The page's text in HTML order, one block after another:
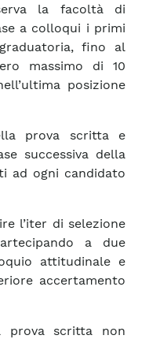
la facoltà di
a colloqui i primi
fino al
massimo di 10
posizione
prova scritta e
successiva della
ad ogni candidato
l’iter di selezione
a due
attitudinale e
accertamento
prova scritta non